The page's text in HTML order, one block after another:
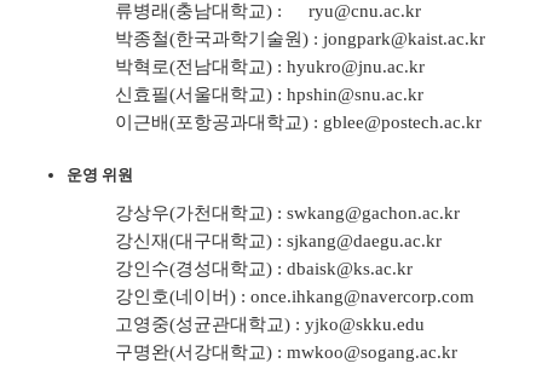
류병래(충남대학교) :
ryu@cnu.ac.kr
박종철(한국과학기술원) : jongpark@kaist.ac.kr
박혁로(전남대학교) : hyukro@jnu.ac.kr
신효필(서울대학교) : hpshin@snu.ac.kr
이근배(포항공과대학교) : gblee@postech.ac.kr
운영 위원
강상우(가천대학교) : swkang@gachon.ac.kr
강신재(대구대학교) : sjkang@daegu.ac.kr
강인수(경성대학교) : dbaisk@ks.ac.kr
강인호(네이버) : once.ihkang@navercorp.com
고영중(성균관대학교) : yjko@skku.edu
구명완(서강대학교) : mwkoo@sogang.ac.kr